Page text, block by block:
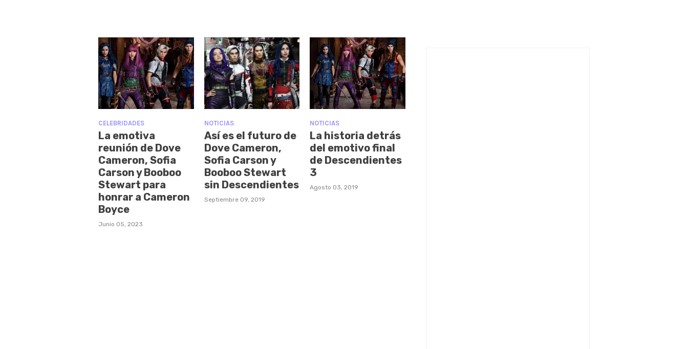
CELEBRIDADES
La emotiva
reunión de Dove
Cameron, Sofia
Carson y Booboo
Stewart para
honrar a Cameron
Boyce
Junio 05, 2023
NOTICIAS
Así es el futuro de
Dove Cameron,
Sofia Carson y
Booboo Stewart
sin Descendientes
Septiembre 09, 2019
NOTICIAS
La historia detrás
del emotivo final
de Descendientes
3
Agosto 03, 2019